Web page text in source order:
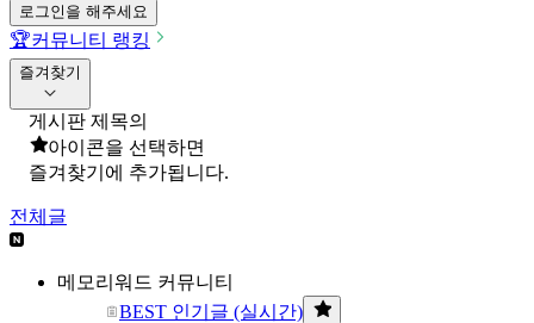
로그인을 해주세요
🏆커뮤니티 랭킹
즐겨찾기
게시판 제목의
아이콘을 선택하면
즐겨찾기에 추가됩니다.
전체글
메모리워드 커뮤니티
BEST 인기글 (실시간)